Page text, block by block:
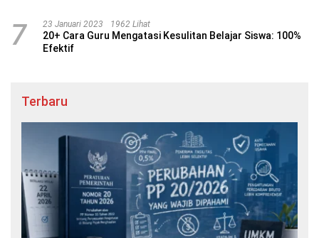
7 23 Januari 2023 1962 Lihat
20+ Cara Guru Mengatasi Kesulitan Belajar Siswa: 100%
Efektif
Terbaru